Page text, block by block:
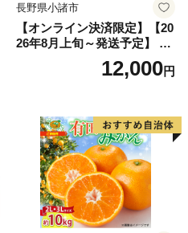
長野県小諸市
【オンライン決済限定】【20
26年8月上旬～発送予定】 先
行予約 「浅間水蜜桃プレミ
アム」 もも あかつき 秀品 約
果肉 長野県産 小諸市
12,000円